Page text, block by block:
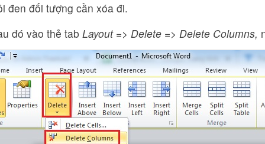
đen đối tượng cần xóa đi.
đó vào thẻ tab Layout => Delete => Delete Columns,